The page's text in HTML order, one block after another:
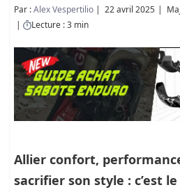
Par :Alex Vespertilio 22 avril 2025
Lecture : 3 min
Allier confort,
sacrifier son style : c’est